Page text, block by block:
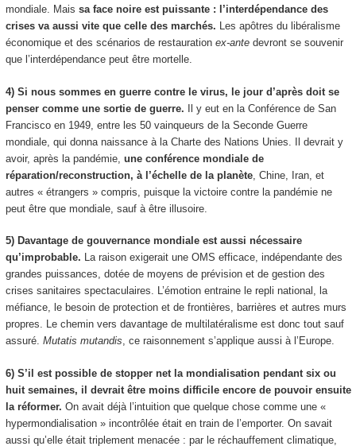
mondiale. Mais sa face noire est puissante : l’interdépendance des
crises va aussi vite que celle des marchés. Les apôtres du libéralisme
économique et des scénarios de restauration ex-ante devront se souvenir
que l’interdépendance peut être mortelle.
4) Si nous sommes en guerre contre le virus, le jour d’après doit se
penser comme une sortie de guerre. Il y eut en la Conférence de San
Francisco en 1949, entre les 50 vainqueurs de la Seconde Guerre
mondiale, qui donna naissance à la Charte des Nations Unies. Il devrait y
avoir, après la pandémie, une conférence mondiale de
réparation/reconstruction, à l’échelle de la planète, Chine, Iran, et
autres « étrangers » compris, puisque la victoire contre la pandémie ne
peut être que mondiale, sauf à être illusoire.
5) Davantage de gouvernance mondiale est aussi nécessaire
qu’improbable. La raison exigerait une OMS efficace, indépendante des
grandes puissances, dotée de moyens de prévision et de gestion des
crises sanitaires spectaculaires. L’émotion entraine le repli national, la
méfiance, le besoin de protection et de frontières, barrières et autres murs
propres. Le chemin vers davantage de multilatéralisme est donc tout sauf
assuré. Mutatis mutandis, ce raisonnement s’applique aussi à l’Europe.
6) S’il est possible de stopper net la mondialisation pendant six ou
huit semaines, il devrait être moins difficile encore de pouvoir ensuite
la réformer. On avait déjà l’intuition que quelque chose comme une «
hypermondialisation » incontrôlée était en train de l’emporter. On savait
aussi qu’elle était triplement menacée : par le réchauffement climatique,